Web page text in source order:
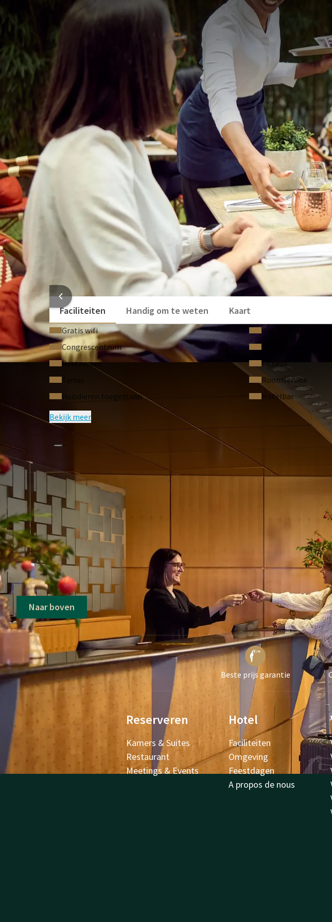
ARRANGEMENT
(Her)ontdek het plezier van een verblijf dat comfort en gastronomie
in onze deluxe kamers met ontbijt voor twee personen, evenals een
restaurant. Perfect voor een uitje met z'n tweeën of een traktatie voor een
UW ARRANGEMENT
Dit arrangement is inclusief:
1 x Overnachting in een Deluxe kamer
1 x Uitgebreid ontbijtbuffet
1 x Driegangendiner in ons restaurant
Toegang tot de fitness
HOTEL INFORMATIE
Faciliteiten
Handig om te weten Kaart
Gratis wifi
Bar
Congrescentrum
Restaurant
Fitness
Roomservice
Huisdieren toegestaan
Hotelbar
Bekijk meer
VEELGESTELDE VRAGEN
Voorwaarden van arrangement
Prijs o.b.v. twee personen per kamer en o.b.v. beschikbaarheid
Eenpersoonstoeslag op aanvraag
Exclusief € 5,53 toeristenbelasting per persoon per nacht
Aankomst: o.b.v. beschikbaarheid
Naar boven
Beste prijs garantie
Reserveren
Kamers & Suites
Restaurant
Meetings & Events
Hotel
Faciliteiten
Omgeving
Feestdagen
A propos de nous